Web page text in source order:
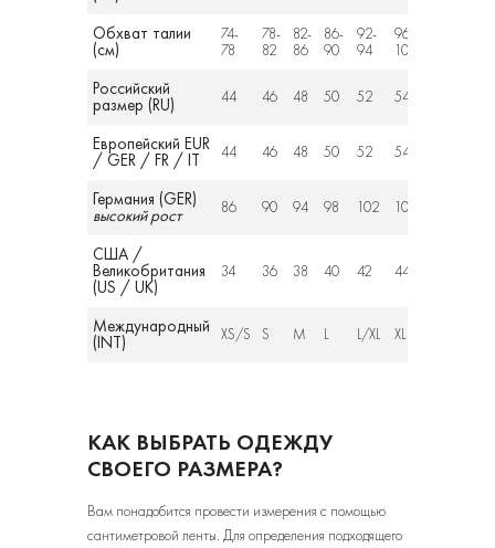
Обхват талии
(см)
74-
78
78-
82
82-
86
86-
90
92-
94
96-
100
Российский
размер (RU) 44 46 48 50 52 54
Европейский EUR
/ GER / FR / IT 44 46 48 50 52 54
Германия (GER)
высокий рост 86 90 94 98 102 106
США /
Великобритания
(US / UK)
34 36 38 40 42 44
Международный
(INT) XS/S S M L L/XL XL
КАК ВЫБРАТЬ ОДЕЖДУ
СВОЕГО РАЗМЕРА?
Вам понадобится провести измерения с помощью
сантиметровой ленты. Для определения подходящего